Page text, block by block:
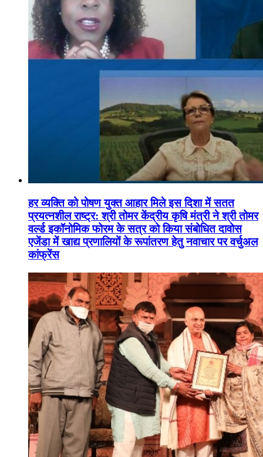
हर व्यक्ति को पोषण युक्त आहार मिले इस दिशा में सतत
प्रयत्नशील राष्ट्र: श्री तोमर केंद्रीय कृषि मंत्री ने श्री तोमर
वर्ल्ड इकॉनोमिक फोरम के सत्र को किया संबोधित दावोस
एजेंडा में खाद्य प्रणालियों के रूपांतरण हेतु नवाचार पर वर्चुअल
कांफ्रेंस